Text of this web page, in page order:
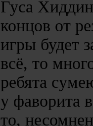
Гуса
концов от
игры будет
всё, то
ребята
у фаворита
то,